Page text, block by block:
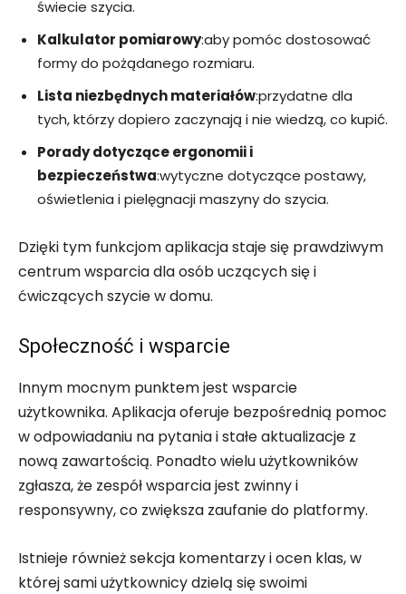
świecie szycia.
Kalkulator pomiarowy:aby pomóc dostosować
formy do pożądanego rozmiaru.
Lista niezbędnych materiałów:przydatne dla
tych, którzy dopiero zaczynają i nie wiedzą, co kupić.
Porady dotyczące ergonomii i
bezpieczeństwa:wytyczne dotyczące postawy,
oświetlenia i pielęgnacji maszyny do szycia.
Dzięki tym funkcjom aplikacja staje się prawdziwym
centrum wsparcia dla osób uczących się i
ćwiczących szycie w domu.
Społeczność i wsparcie
Innym mocnym punktem jest wsparcie
użytkownika. Aplikacja oferuje bezpośrednią pomoc
w odpowiadaniu na pytania i stałe aktualizacje z
nową zawartością. Ponadto wielu użytkowników
zgłasza, że zespół wsparcia jest zwinny i
responsywny, co zwiększa zaufanie do platformy.
Istnieje również sekcja komentarzy i ocen klas, w
której sami użytkownicy dzielą się swoimi